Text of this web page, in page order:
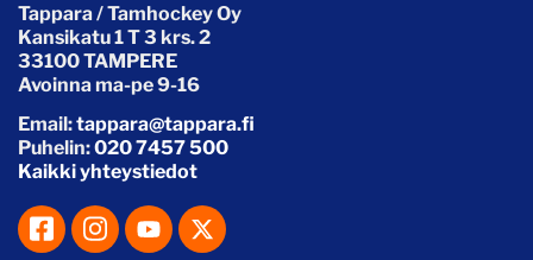
Tappara / Tamhockey Oy
Kansikatu 1 T 3 krs. 2
33100 TAMPERE
Avoinna ma-pe 9-16
Email:tappara@tappara.fi
Puhelin:020 7457 500
Kaikki yhteystiedot